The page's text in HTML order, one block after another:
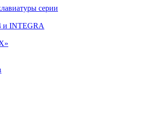
серии
и INTEGRA